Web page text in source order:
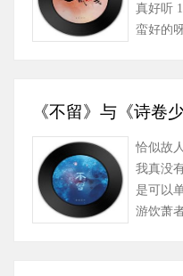
真好听
蛮好的
《不留》与《诗卷
恰似故
我真没
是可以
游饮萧